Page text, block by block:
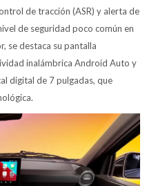
de tracción (ASR) y alerta de
de seguridad poco común en
se destaca su pantalla
inalámbrica Android Auto y
digital de 7 pulgadas, que